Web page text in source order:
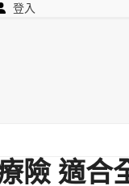
登入
險 適合